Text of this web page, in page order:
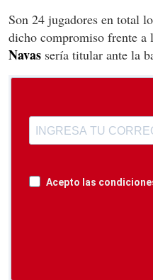
Son 24 jugadores en total
dicho compromiso frente a
Navas sería titular ante la
Acepto las